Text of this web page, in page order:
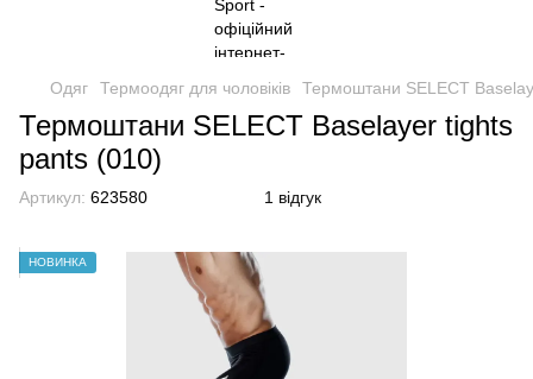
Одяг Термоодяг для чоловіків Термоштани SELECT
Термоштани SELECT Baselayer tights
pants (010)
Артикул: 623580 1 відгук
НОВИНКА